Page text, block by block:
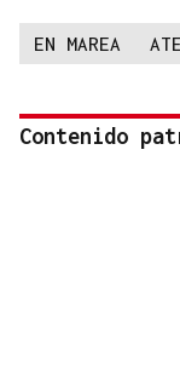
EN MAREA
Contenido